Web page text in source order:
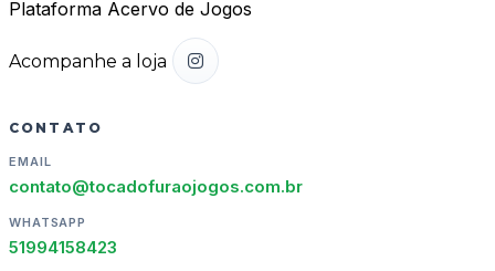
Plataforma Acervo de Jogos
Acompanhe a loja
CONTATO
EMAIL
contato@tocadofuraojogos.com.br
WHATSAPP
51994158423